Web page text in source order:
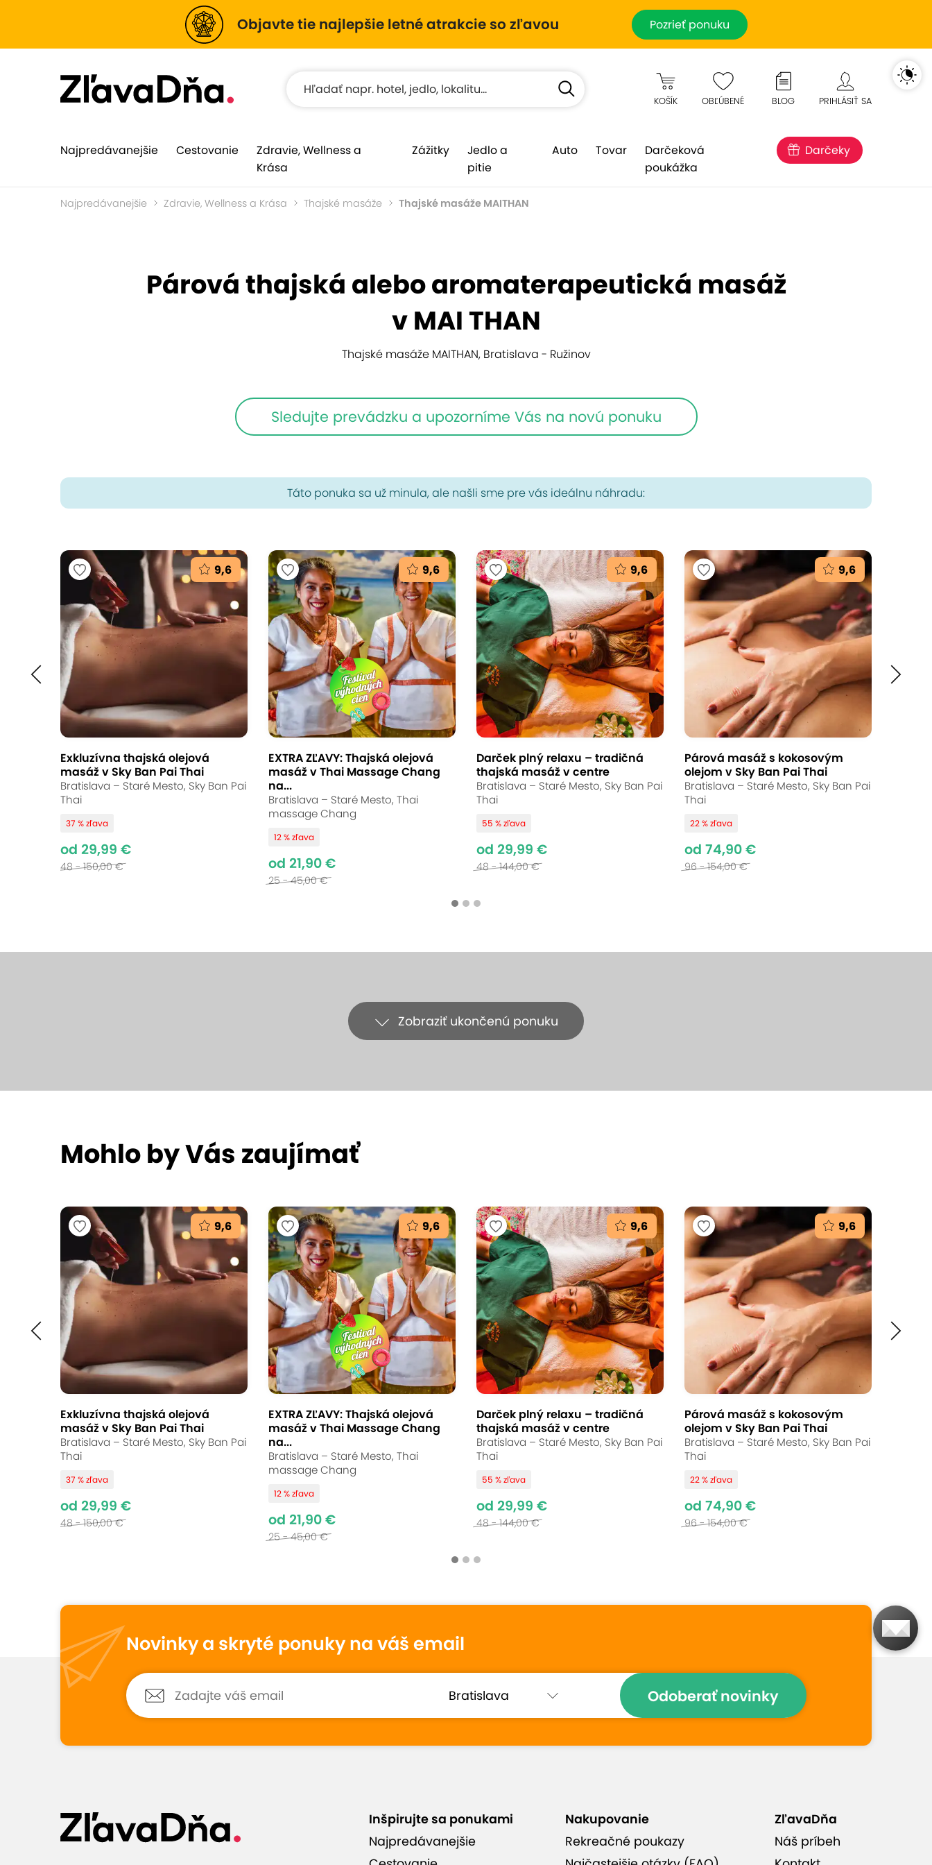
Objavte tie najlepšie letné atrakcie so zľavou Pozrieť ponuku
KOŠÍK OBĽÚBENÉ BLOG PRIHLÁSIŤ SA
Najpredávanejšie Cestovanie
Zdravie, Wellness a
Krása
Zážitky
Jedlo a
pitie
Auto Tovar
Darčeková
poukážka
Darčeky
Najpredávanejšie Zdravie, Wellness a Krása Thajské masáže Thajské masáže MAITHAN
Párová thajská alebo aromaterapeutická masáž
v MAI THAN
Thajské masáže MAITHAN, Bratislava - Ružinov
Sledujte prevádzku a upozorníme Vás na novú ponuku
Táto ponuka sa už minula, ale našli sme pre vás ideálnu náhradu:
9,6
Exkluzívna thajská olejová
masáž v Sky Ban Pai Thai
Bratislava – Staré Mesto, Sky Ban Pai
Thai
37 % zľava
od 29,99 €
48 - 150,00 €
9,6
EXTRA ZĽAVY: Thajská olejová
masáž v Thai Massage Chang
na...
Bratislava – Staré Mesto, Thai
massage Chang
12 % zľava
od 21,90 €
25 - 45,00 €
9,6
Darček plný relaxu – tradičná
thajská masáž v centre
Bratislava – Staré Mesto, Sky Ban Pai
Thai
55 % zľava
od 29,99 €
48 - 144,00 €
9,6
Párová masáž s kokosovým
olejom v Sky Ban Pai Thai
Bratislava – Staré Mesto, Sky Ban Pai
Thai
22 % zľava
od 74,90 €
96 - 154,00 €
Zobraziť ukončenú ponuku
Párová thajská alebo aromaterapeutická
masáž v MAI THAN
Thajské masáže MAITHAN, Bratislava - Ružinov(mapa)
9 Vynikajúce hodnotenie
Ukončené
od 69,90 €
Až 18 % zľava Bežná cena: 85 - 93,00 €
Doprajte si chvíle oddychu a regenerácie v príjemnom prostredí MAI THAN. Vyberte si tradičnú thajskú masáž alebo
aromaterapeutickú masáž a užite si 60 minút hlbokého uvoľnenia so svojím partnerom či blízkou osobou. Masáže
vykonávajú skúsené terapeutky z Thajska, ktoré ovládajú starodávne techniky na odbúranie stresu a svalového napätia.
Nechajte sa rozmaznávať exotickou atmosférou a obnovte svoju
6hodnotení
Petra
8. januára 2026
Hodnotené:
Alena
objednany termín online cez ich web.
Zobraziť hodnotenia (6)
ponuku
navodzujúce pocit pokoja a
Mohlo by Vás zaujímať
9,6
Exkluzívna thajská olejová
masáž v Sky Ban Pai Thai
Bratislava – Staré Mesto, Sky Ban Pai
Thai
37 % zľava
od 29,99 €
48 - 150,00 €
9,6
EXTRA ZĽAVY: Thajská olejová
masáž v Thai Massage Chang
na...
Bratislava – Staré Mesto, Thai
massage Chang
12 % zľava
od 21,90 €
25 - 45,00 €
9,6
Darček plný relaxu – tradičná
thajská masáž v centre
Bratislava – Staré Mesto, Sky Ban Pai
Thai
55 % zľava
od 29,99 €
48 - 144,00 €
9,6
Párová masáž s kokosovým
olejom v Sky Ban Pai Thai
Bratislava – Staré Mesto, Sky Ban Pai
Thai
22 % zľava
od 74,90 €
96 - 154,00 €
Novinky a skryté ponuky na váš email
Odoberať novinky
Inšpirujte sa ponukami
Najpredávanejšie
Nakupovanie
Rekreačné poukazy
ZľavaDňa
Náš príbeh